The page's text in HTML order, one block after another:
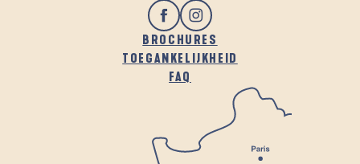
BROCHURES
TOEGANKELIJKHEID
FAQ